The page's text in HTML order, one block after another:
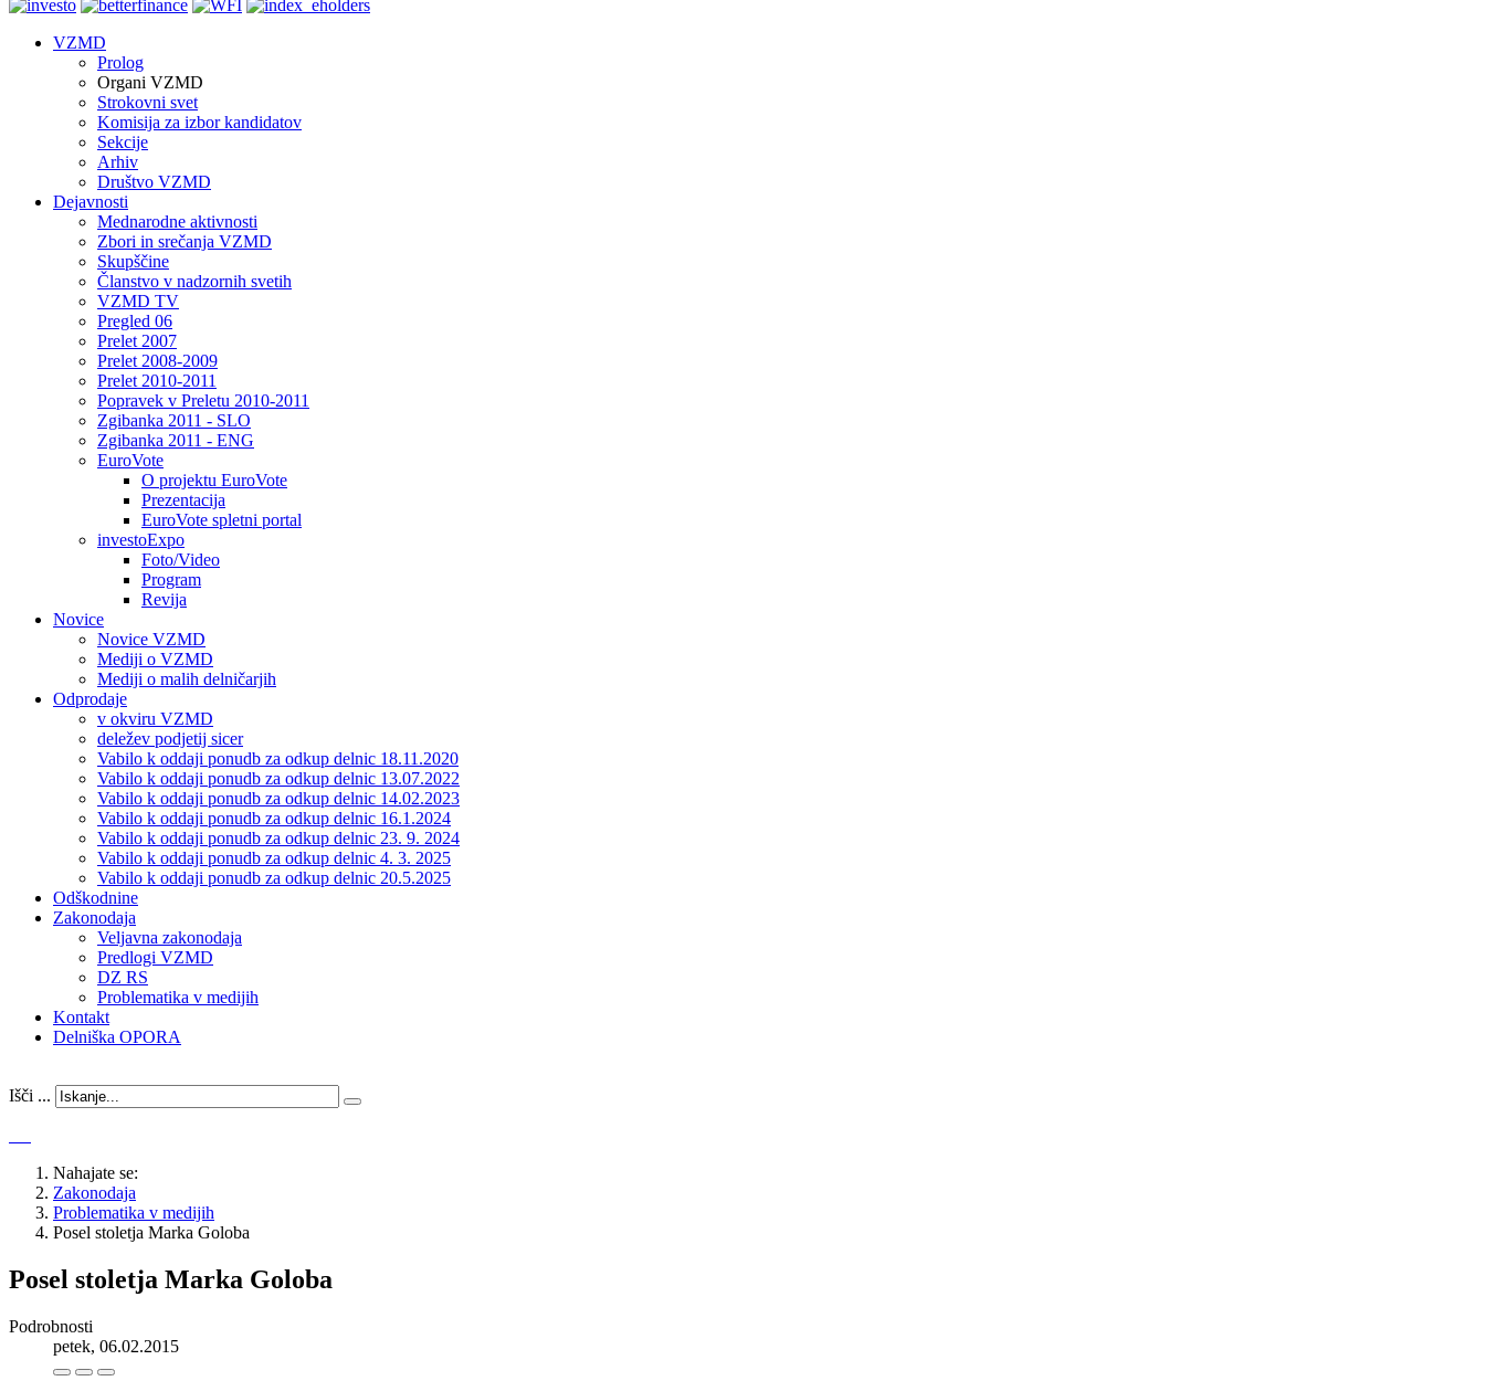
VZMD
Prolog
Organi VZMD
Strokovni svet
Komisija za izbor kandidatov
Sekcije
Arhiv
Društvo VZMD
Dejavnosti
Mednarodne aktivnosti
Zbori in srečanja VZMD
Skupščine
Članstvo v nadzornih svetih
VZMD TV
Pregled 06
Prelet 2007
Prelet 2008-2009
Prelet 2010-2011
Popravek v Preletu 2010-2011
Zgibanka 2011 - SLO
Zgibanka 2011 - ENG
EuroVote
O projektu EuroVote
Prezentacija
EuroVote spletni portal
investoExpo
Foto/Video
Program
Revija
Novice
Novice VZMD
Mediji o VZMD
Mediji o malih delničarjih
Odprodaje
v okviru VZMD
deležev podjetij sicer
Vabilo k oddaji ponudb za odkup delnic 18.11.2020
Vabilo k oddaji ponudb za odkup delnic 13.07.2022
Vabilo k oddaji ponudb za odkup delnic 14.02.2023
Vabilo k oddaji ponudb za odkup delnic 16.1.2024
Vabilo k oddaji ponudb za odkup delnic 23. 9. 2024
Vabilo k oddaji ponudb za odkup delnic 4. 3. 2025
Vabilo k oddaji ponudb za odkup delnic 20.5.2025
Odškodnine
Zakonodaja
Veljavna zakonodaja
Predlogi VZMD
DZ RS
Problematika v medijih
Kontakt
Delniška OPORA
Išči ...
Nahajate se:
Zakonodaja
Problematika v medijih
Posel stoletja Marka Goloba
Posel stoletja Marka Goloba
Podrobnosti
petek, 06.02.2015